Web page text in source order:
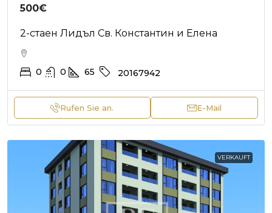
500€
2-стаен Лидъл Св. Константин и Елена
0 0 65 20167942
Rufen Sie an. E-Mail
VERKAUFT